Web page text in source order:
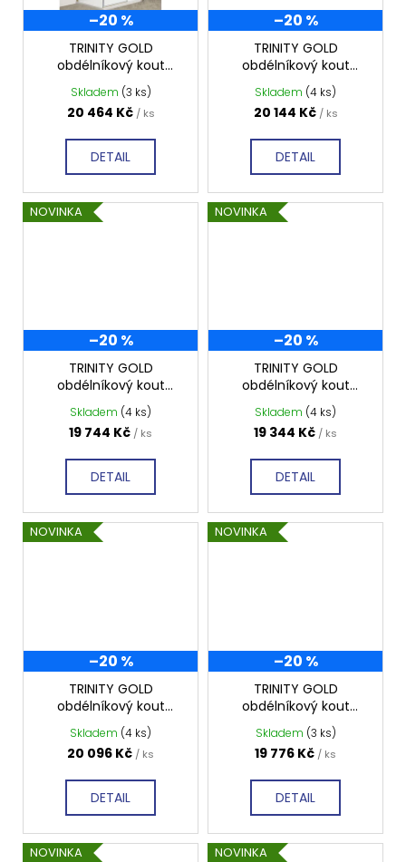
–20 %
TRINITY GOLD
obdélníkový kout
1100x1200mm pravý,
matné sklo, GT5612-
11MR-G
Skladem (3 ks)
20 464 Kč / ks
DETAIL
–20 %
TRINITY GOLD
obdélníkový kout
1000x1200mm pravý,
matné sklo, GT5612-
10MR-G
Skladem (4 ks)
20 144 Kč / ks
DETAIL
NOVINKA
–20 %
TRINITY GOLD
obdélníkový kout
900x1200mm pravý,
matné sklo, GT5612-
90MR-G
Skladem (4 ks)
19 744 Kč / ks
DETAIL
NOVINKA
–20 %
TRINITY GOLD
obdélníkový kout
800x1200mm pravý,
matné sklo, GT5612-
80MR-G
Skladem (4 ks)
19 344 Kč / ks
DETAIL
NOVINKA
–20 %
TRINITY GOLD
obdélníkový kout
1200x1000mm pravý,
matné sklo, GT5610-
12MR-G
Skladem (4 ks)
20 096 Kč / ks
DETAIL
NOVINKA
–20 %
TRINITY GOLD
obdélníkový kout
1100x1000mm pravý,
matné sklo, GT5610-
11MR-G
Skladem (3 ks)
19 776 Kč / ks
DETAIL
NOVINKA NOVINKA